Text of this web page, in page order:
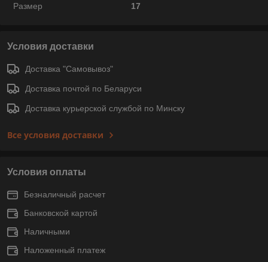
Размер 17
Условия доставки
Доставка "Самовывоз"
Доставка почтой по Беларуси
Доставка курьерской службой по Минску
Все условия доставки
Условия оплаты
Безналичный расчет
Банковской картой
Наличными
Наложенный платеж